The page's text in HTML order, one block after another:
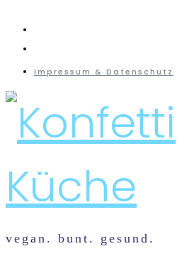
Impressum & Datenschutz
vegan. bunt. gesund.